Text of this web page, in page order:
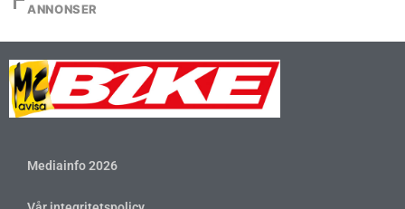
ANNONSER
Mediainfo 2026